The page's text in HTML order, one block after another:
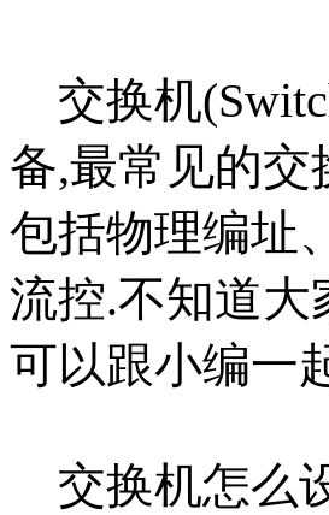
交换机
备,最常见的
包括物理编址
流控.不知道大
可以跟小编一
交换机怎么